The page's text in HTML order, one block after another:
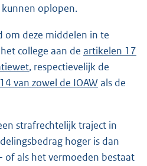
oplopen.
om deze middelen in te
college aan de artikelen 17
, respectievelijk de
14 van zowel de IOAWals de
strafrechtelijk traject in
hoger is dan
of als het vermoeden bestaat